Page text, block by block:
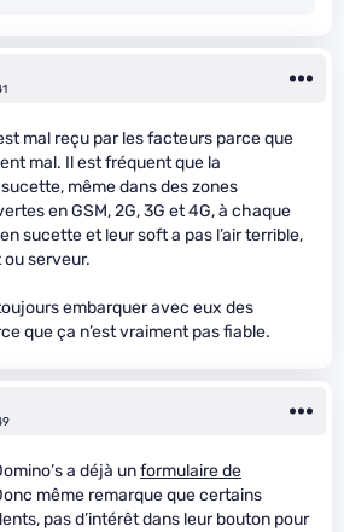
mal reçu par les facteurs parce que
mal. Il est fréquent que la
même dans des zones
en GSM, 2G, 3G et 4G, à chaque
sucette et leur soft a pas l’air terrible,
serveur.
embarquer avec eux des
que ça n’est vraiment pas fiable.
a déjà unformulaire de
même remarque que certains
pas d’intérêt dans leur bouton pour